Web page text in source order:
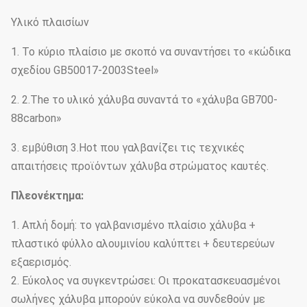
Υλικό πλαισίων
1. Το κύριο πλαίσιο με σκοπό να συναντήσει το «κώδικα
σχεδίου GB50017-2003Steel»
2. 2.The το υλικό χάλυβα συναντά το «χάλυβα GB700-
88carbon»
3. εμβύθιση 3.Hot που γαλβανίζει τις τεχνικές
απαιτήσεις προϊόντων χάλυβα στρώματος καυτές.
Πλεονέκτημα:
1. Απλή δομή: το γαλβανισμένο πλαίσιο χάλυβα +
πλαστικό φύλλο αλουμινίου καλύπτει + δευτερεύων
εξαερισμός.
2. Εύκολος να συγκεντρώσει: Οι προκατασκευασμένοι
σωλήνες χάλυβα μπορούν εύκολα να συνδεθούν με